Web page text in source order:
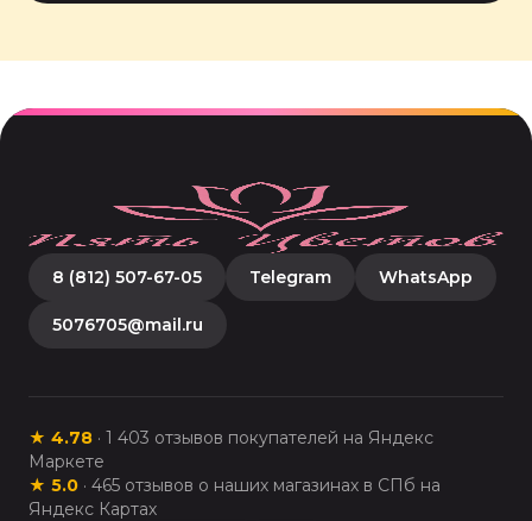
8 (812) 507-67-05 Telegram WhatsApp
5076705@mail.ru
★ 4.78 · 1 403 отзывов покупателей на Яндекс
Маркете
★ 5.0 · 465 отзывов о наших магазинах в СПб на
Яндекс Картах